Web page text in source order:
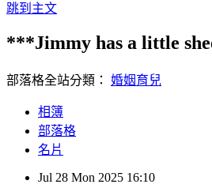
跳到主文
***Jimmy has a little
部落格全站分類： 婚姻育兒
相簿
部落格
名片
Jul 28 Mon 2025 16:10